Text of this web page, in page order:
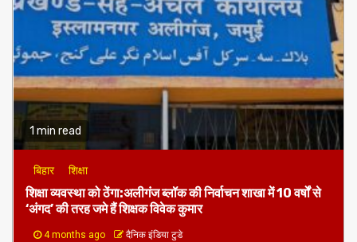
1 min read
बिहार शिक्षा
शिक्षा व्यवस्था को ठेंगा:अलीगंज ब्लॉक की निर्वाचन शाखा में 10 वर्षों से
‘अंगद’ की तरह जमे हैं शिक्षक विवेक कुमार
4 months ago दैनिक इंडिया टुडे